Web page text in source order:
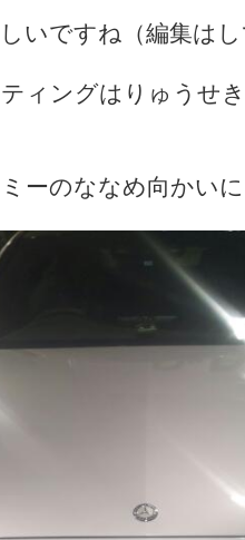
いですね（編集は
ィングはりゅうせ
ーのななめ向かい